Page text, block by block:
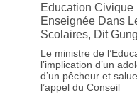
Education Civique
Enseignée Dans
Scolaires, Dit
Le ministre de
l’implication d’un
d’un pêcheur et
l’appel du Conseil